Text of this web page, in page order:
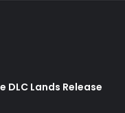
DLC Lands Release